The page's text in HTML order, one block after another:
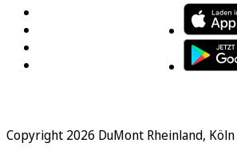
Copyright 2026 DuMont Rheinland, Köln